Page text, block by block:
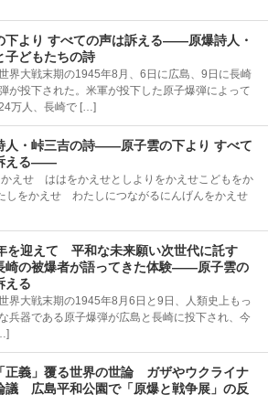
下より すべての声は訴える――原爆詩人・
子どもたちの詩
界大戦末期の1945年8月、6日に広島、9日に長崎
が投下された。米軍が投下した原子爆弾によって
万人、長崎で […]
人・峠三吉の詩――原子雲の下より すべて
える――
かえせ ははをかえせとしよりをかえせこどもをか
しをかえせ わたしにつながるにんげんをかえせ
を迎えて 平和な未来願い次世代に託す
崎の被爆者が語ってきた体験――原子雲の
える
界大戦末期の1945年8月6日と9日、人類史上もっ
兵器である原子爆弾が広島と長崎に投下され、今
正義」覆る世界の世論 ガザやウクライナ
議 広島平和公園で「原爆と戦争展」の反